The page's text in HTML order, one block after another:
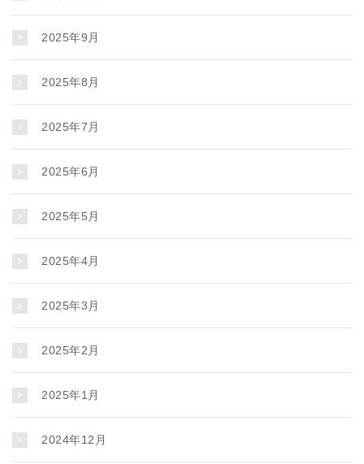
2025年9月
2025年8月
2025年7月
2025年6月
2025年5月
2025年4月
2025年3月
2025年2月
2025年1月
2024年12月